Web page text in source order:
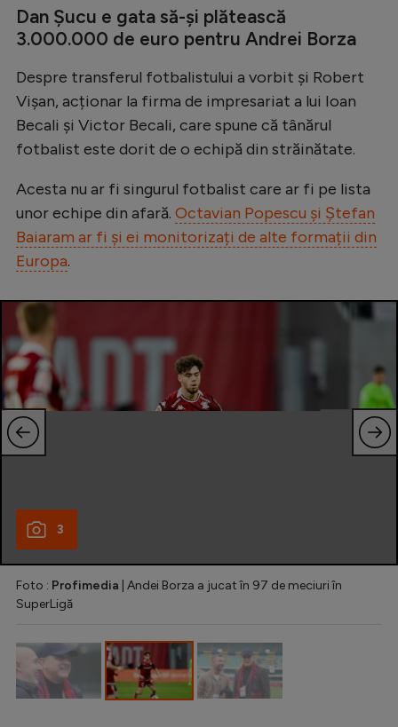
Natație
Formula 1
Gimnastică
Auto
Ciclism
Alte sporturi
JO 2026
Intră în cont
Dan Șucu e gata să-și plătească
3.000.000 de euro pentru Andrei Borza
Despre transferul fotbalistului a vorbit și Robert
Vișan, acționar la firma de impresariat a lui Ioan
Becali și Victor Becali, care spune că tânărul
fotbalist este dorit de o echipă din străinătate.
Acesta nu ar fi singurul fotbalist care ar fi pe lista
unor echipe din afară. Octavian Popescu și Ștefan
Baiaram ar fi și ei monitorizați de alte formații din
Europa.
3
Foto : Profimedia | Andei Borza a jucat în 97 de meciuri în
SuperLigă